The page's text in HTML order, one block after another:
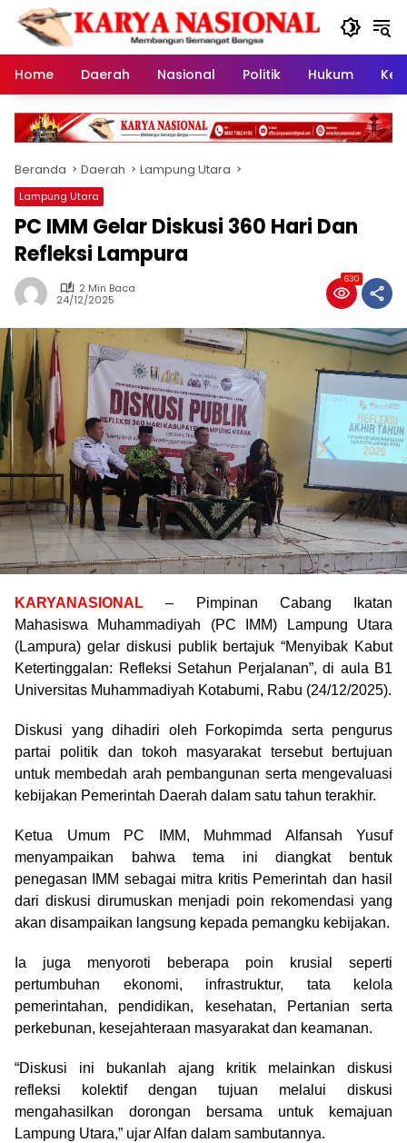
Langsung
konten
Home
Daerah Nasional Politik Hukum
Beranda Daerah Lampung Utara
Lampung Utara
PC IMM Gelar Diskusi 360 Hari Dan
Refleksi Lampura
2 Min Baca
24/12/2025
630
KARYANASIONAL – Pimpinan Cabang Ikatan
Mahasiswa Muhammadiyah (PC IMM) Lampung Utara
(Lampura) gelar diskusi publik bertajuk “Menyibak Kabut
Ketertinggalan: Refleksi Setahun Perjalanan”, di aula B1
Universitas Muhammadiyah Kotabumi, Rabu (24/12/2025).
Diskusi yang dihadiri oleh Forkopimda serta pengurus
partai politik dan tokoh masyarakat tersebut bertujuan
untuk membedah arah pembangunan serta mengevaluasi
kebijakan Pemerintah Daerah dalam satu tahun terakhir.
Ketua Umum PC IMM, Muhmmad Alfansah Yusuf
menyampaikan bahwa tema ini diangkat bentuk
penegasan IMM sebagai mitra kritis Pemerintah dan hasil
dari diskusi dirumuskan menjadi poin rekomendasi yang
akan disampaikan langsung kepada pemangku kebijakan.
Ia juga menyoroti beberapa poin krusial seperti
pertumbuhan ekonomi, infrastruktur, tata kelola
pemerintahan, pendidikan, kesehatan, Pertanian serta
perkebunan, kesejahteraan masyarakat dan keamanan.
“Diskusi ini bukanlah ajang kritik melainkan diskusi
refleksi kolektif dengan tujuan melalui diskusi
mengahasilkan dorongan bersama untuk kemajuan
Lampung Utara,” ujar Alfan dalam sambutannya.